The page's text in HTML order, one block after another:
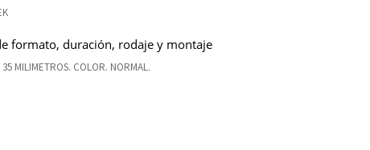
formato, duración, rodaje y montaje
MILIMETROS. COLOR. NORMAL.